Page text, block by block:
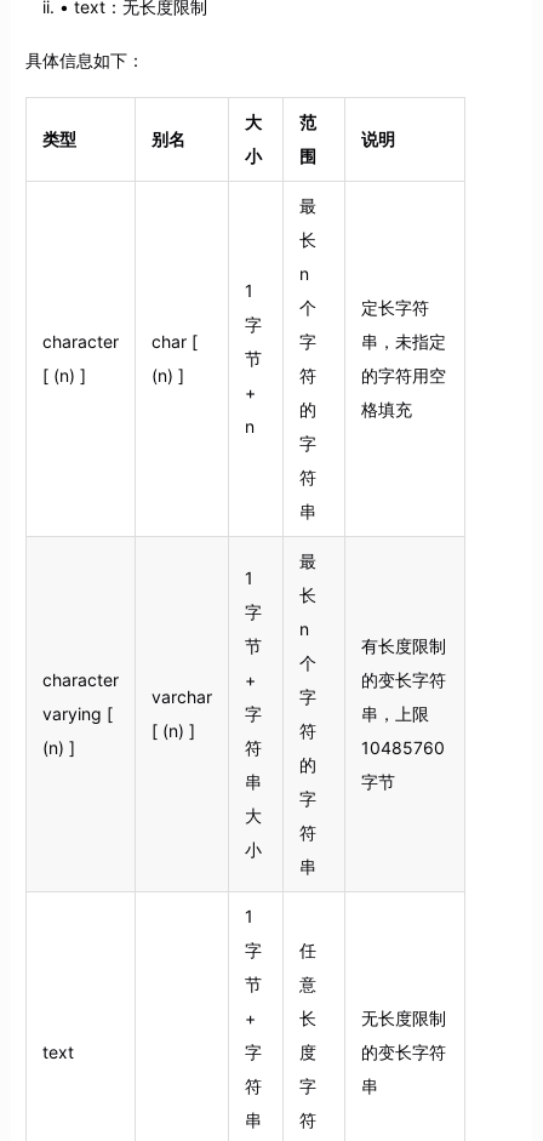
text：无长度限制
具体信息如下：
类型 别名
大
小
范
围
说明
character
[ (n) ]
char [
(n) ]
1
字
节
+
n
最
长
n
个
字
符
的
字
符
串
定长字符
串，未指定
的字符用空
格填充
character
varying [
(n) ]
varchar
[ (n) ]
1
字
节
+
字
符
串
大
小
最
长
n
个
字
符
的
字
符
串
有长度限制
的变长字符
串，上限
10485760
字节
text
1
字
节
+
字
符
串
任
意
长
度
字
符
无长度限制
的变长字符
串